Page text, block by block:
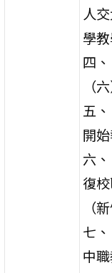
人
學
四
（
五
開
六
復
（
七
中